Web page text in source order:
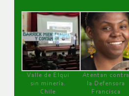
Valle de Elqui
sin minería.
Chile
Atentan contra
la Defensora
Francisca